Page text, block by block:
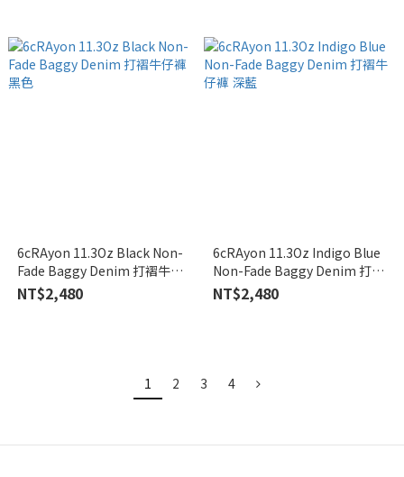
6cRAyon 11.3Oz Black Non-
Fade Baggy Denim 打褶牛仔
褲 黑色
NT$2,480
6cRAyon 11.3Oz Indigo Blue
Non-Fade Baggy Denim 打褶
牛仔褲 深藍
NT$2,480
1 2 3 4